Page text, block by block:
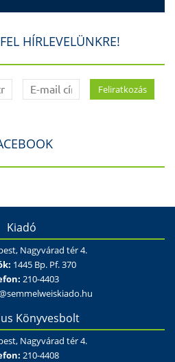
HÍRLEVELÜNKRE!
Kiadó
Nagyvárad tér 4.
1445 Bp. Pf. 370
210-4403
Könyvesbolt
Nagyvárad tér 4.
210-4408